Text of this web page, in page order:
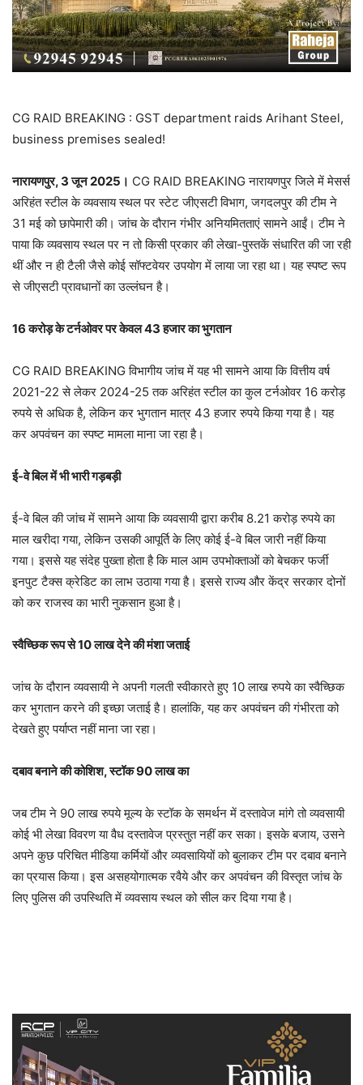
CG RAID BREAKING : GST department raids Arihant Steel,
business premises sealed!
नारायणपुर, 3 जून 2025। CG RAID BREAKING नारायणपुर जिले में मेसर्स
अरिहंत स्टील के व्यवसाय स्थल पर स्टेट जीएसटी विभाग, जगदलपुर की टीम ने
31 मई को छापेमारी की। जांच के दौरान गंभीर अनियमितताएं सामने आईं। टीम ने
पाया कि व्यवसाय स्थल पर न तो किसी प्रकार की लेखा-पुस्तकें संधारित की जा रही
थीं और न ही टैली जैसे कोई सॉफ्टवेयर उपयोग में लाया जा रहा था। यह स्पष्ट रूप
से जीएसटी प्रावधानों का उल्लंघन है।
16 करोड़ के टर्नओवर पर केवल 43 हजार का भुगतान
CG RAID BREAKING विभागीय जांच में यह भी सामने आया कि वित्तीय वर्ष
2021-22 से लेकर 2024-25 तक अरिहंत स्टील का कुल टर्नओवर 16 करोड़
रुपये से अधिक है, लेकिन कर भुगतान मात्र 43 हजार रुपये किया गया है। यह
कर अपवंचन का स्पष्ट मामला माना जा रहा है।
ई-वे बिल में भी भारी गड़बड़ी
ई-वे बिल की जांच में सामने आया कि व्यवसायी द्वारा करीब 8.21 करोड़ रुपये का
माल खरीदा गया, लेकिन उसकी आपूर्ति के लिए कोई ई-वे बिल जारी नहीं किया
गया। इससे यह संदेह पुख्ता होता है कि माल आम उपभोक्ताओं को बेचकर फर्जी
इनपुट टैक्स क्रेडिट का लाभ उठाया गया है। इससे राज्य और केंद्र सरकार दोनों
को कर राजस्व का भारी नुकसान हुआ है।
स्वैच्छिक रूप से 10 लाख देने की मंशा जताई
जांच के दौरान व्यवसायी ने अपनी गलती स्वीकारते हुए 10 लाख रुपये का स्वैच्छिक
कर भुगतान करने की इच्छा जताई है। हालांकि, यह कर अपवंचन की गंभीरता को
देखते हुए पर्याप्त नहीं माना जा रहा।
दबाव बनाने की कोशिश, स्टॉक 90 लाख का
जब टीम ने 90 लाख रुपये मूल्य के स्टॉक के समर्थन में दस्तावेज मांगे तो व्यवसायी
कोई भी लेखा विवरण या वैध दस्तावेज प्रस्तुत नहीं कर सका। इसके बजाय, उसने
अपने कुछ परिचित मीडिया कर्मियों और व्यवसायियों को बुलाकर टीम पर दबाव बनाने
का प्रयास किया। इस असहयोगात्मक रवैये और कर अपवंचन की विस्तृत जांच के
लिए पुलिस की उपस्थिति में व्यवसाय स्थल को सील कर दिया गया है।